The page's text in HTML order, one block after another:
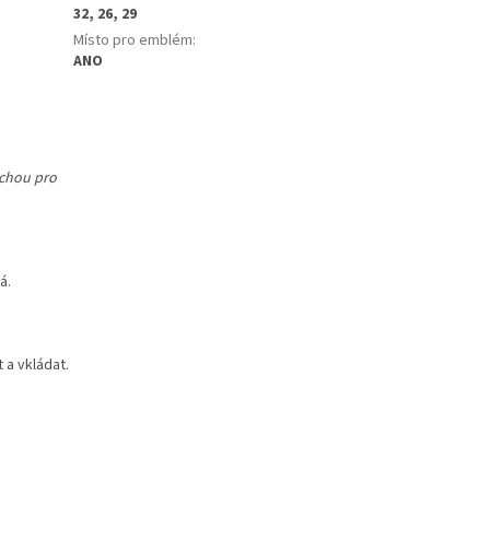
pro
vkládat.
32, 26, 29
Místo pro emblém:
ANO